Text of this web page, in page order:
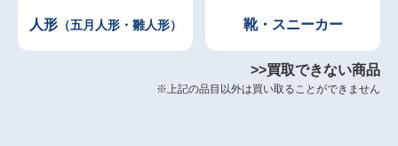
人形（五月人形・雛人形） 靴・スニーカー
>>買取できない商品
※上記の品目以外は買い取ることができません